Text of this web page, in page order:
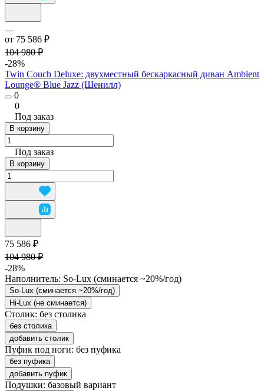
от 75 586 ₽
104 980 ₽
-28%
Twin Couch Deluxe: двухместный бескаркасный диван Ambient
Lounge® Blue Jazz (Шенилл)
0
0
Под заказ
В корзину
Под заказ
В корзину
75 586 ₽
104 980 ₽
-28%
Наполнитель: So-Lux (cминается ~20%/год)
So-Lux (cминается ~20%/год)
Hi-Lux (не сминается)
Столик: без столика
без столика
добавить столик
Пуфик под ноги: без пуфика
без пуфика
добавить пуфик
Подушки: базовый вариант